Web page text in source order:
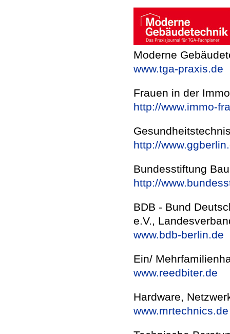
Moderne
www.tga-praxis.de
Frauen in der
http://www.immo-
http://
Bundesstiftung
http://
BDB - Bund
e.V.,
www.bdb-berlin.de
Ein/
www.reedbiter.de
Hardware,
www.mrtechnics.de